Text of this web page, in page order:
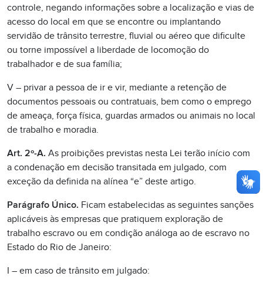
controle, negando informações sobre a localização e vias de
acesso do local em que se encontre ou implantando
servidão de trânsito terrestre, fluvial ou aéreo que dificulte
ou torne impossível a liberdade de locomoção do
trabalhador e de sua família;
V – privar a pessoa de ir e vir, mediante a retenção de
documentos pessoais ou contratuais, bem como o emprego
de ameaça, força física, guardas armados ou animais no local
de trabalho e moradia.
Art. 2º-A. As proibições previstas nesta Lei terão início com
a condenação em decisão transitada em julgado, com
exceção da definida na alínea “e” deste artigo.
Parágrafo Único. Ficam estabelecidas as seguintes sanções
aplicáveis às empresas que pratiquem exploração de
trabalho escravo ou em condição análoga ao de escravo no
Estado do Rio de Janeiro:
I – em caso de trânsito em julgado: